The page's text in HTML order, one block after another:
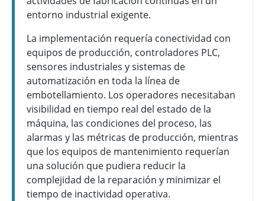
entorno industrial exigente.
La implementación requería conectividad con
equipos de producción, controladores PLC,
sensores industriales y sistemas de
automatización en toda la línea de
embotellamiento. Los operadores necesitaban
visibilidad en tiempo real del estado de la
máquina, las condiciones del proceso, las
alarmas y las métricas de producción, mientras
que los equipos de mantenimiento requerían
una solución que pudiera reducir la
complejidad de la reparación y minimizar el
tiempo de inactividad operativa.